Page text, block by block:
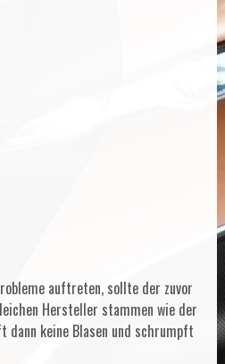
auftreten, sollte der zuvor
Hersteller stammen wie der
dann keine Blasen und schrumpft